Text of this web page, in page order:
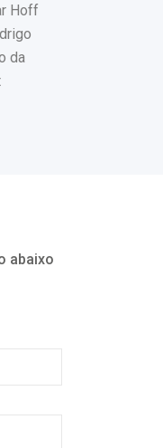
Hoff
da
abaixo